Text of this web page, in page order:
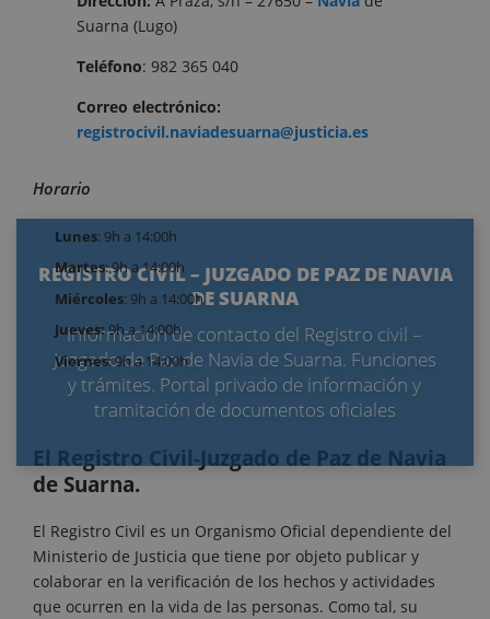
REGISTRO CIVIL – JUZGADO DE PAZ DE NAVIA
DE SUARNA
Información de contacto del Registro civil –
Juzgado de Paz de Navia de Suarna. Funciones
y trámites. Portal privado de información y
tramitación de documentos oficiales
Suarna (Lugo)
Teléfono: 982 365 040
Correo electrónico:
registrocivil.naviadesuarna@justicia.es
Horario
Lunes: 9h a 14:00h
Martes: 9h a 14:00h
Miércoles: 9h a 14:00h
Jueves:9h a 14:00h
Viernes: 9h a 14:00h
El Registro Civil-Juzgado de Paz de Navia
de Suarna.
El Registro Civil es un Organismo Oficial dependiente del
Ministerio de Justicia que tiene por objeto publicar y
colaborar en la verificación de los hechos y actividades
que ocurren en la vida de las personas. Como tal, su